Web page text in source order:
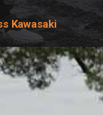
Kawasaki